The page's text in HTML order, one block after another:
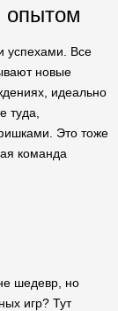
опытом
успехами. Все
новые
идеально
туда,
Это тоже
команда
шедевр, но
игр? Тут